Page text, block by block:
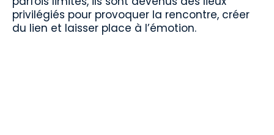
privilégiés pour provoquer la rencontre, créer
du lien et laisser place à l’émotion.